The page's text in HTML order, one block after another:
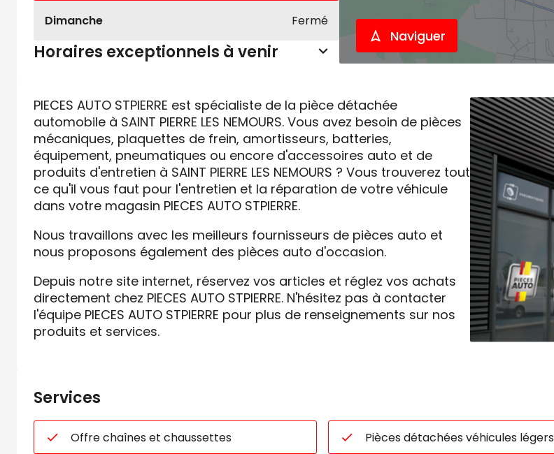
Dimanche Fermé
Horaires exceptionnels à venir
Naviguer
PIECES AUTO STPIERRE est spécialiste de la pièce détachée
automobile à SAINT PIERRE LES NEMOURS. Vous avez besoin de pièces
mécaniques, plaquettes de frein, amortisseurs, batteries,
équipement, pneumatiques ou encore d'accessoires auto et de
produits d'entretien à SAINT PIERRE LES NEMOURS ? Vous trouverez tout
ce qu'il vous faut pour l'entretien et la réparation de votre véhicule
dans votre magasin PIECES AUTO STPIERRE.
Nous travaillons avec les meilleurs fournisseurs de pièces auto et
nous proposons également des pièces auto d'occasion.
Depuis notre site internet, réservez vos articles et réglez vos achats
directement chez PIECES AUTO STPIERRE. N'hésitez pas à contacter
l'équipe PIECES AUTO STPIERRE pour plus de renseignements sur nos
produits et services.
Services
Offre chaînes et chaussettes Pièces détachées véhicules légers